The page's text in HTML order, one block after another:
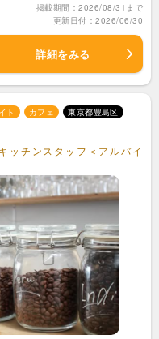
掲載期間：2026/08/31まで
更新日付：2026/06/30
詳細をみる
ト カフェ 東京都豊島区
ッチンスタッフ＜アルバイ